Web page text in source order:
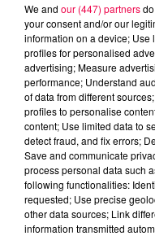
podcasts/2025/06/
We and our (447) partners
your consent and/or our
information on a device; Use
profiles for personalised
advertising; Measure
performance; Understand
of data from different
profiles to personalise
content; Use limited data to
detect fraud, and fix errors;
Save and communicate
process personal data such
following functionalities:
requested; Use precise
other data sources; Link
information transmitted